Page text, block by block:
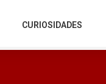
CURIOSIDADES